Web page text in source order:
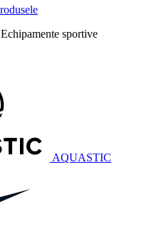
Echipamente sportive
AQUASTIC